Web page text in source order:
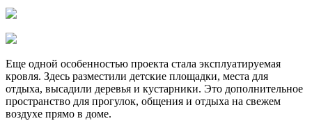
Еще одной особенностью проекта стала эксплуатируемая
кровля. Здесь разместили детские площадки, места для
отдыха, высадили деревья и кустарники. Это дополнительное
пространство для прогулок, общения и отдыха на свежем
воздухе прямо в доме.